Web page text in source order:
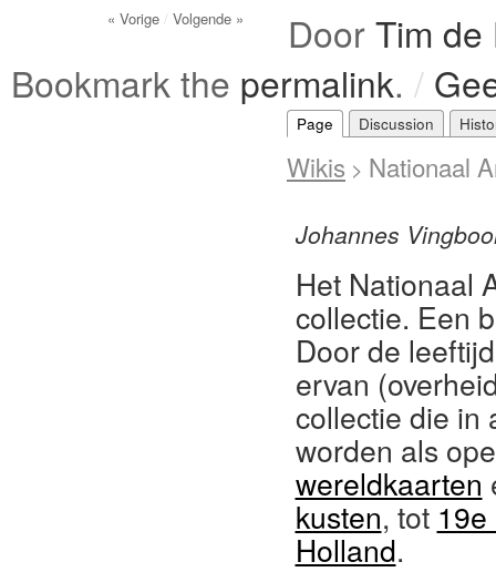
« Vorige / Volgende » Door Tim de
Bookmark the permalink. /
Page Discussion
Wikis > Nationaal
Johannes
Het Nationaal
collectie. Een
Door de
ervan
collectie die in
worden als
wereldkaarten
kusten, tot
Holland.